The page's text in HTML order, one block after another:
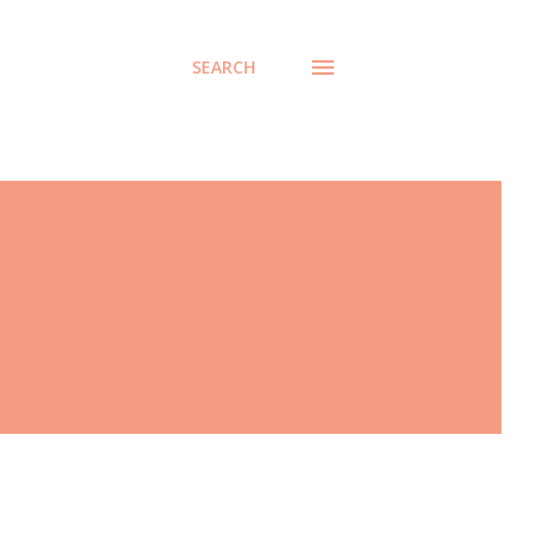
SEARCH